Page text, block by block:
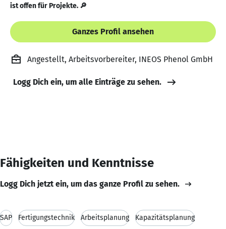
ist offen für Projekte. 🔎
Ganzes Profil ansehen
Angestellt, Arbeitsvorbereiter, INEOS Phenol GmbH
Logg Dich ein, um alle Einträge zu sehen.
Fähigkeiten und Kenntnisse
Logg Dich jetzt ein, um das ganze Profil zu sehen.
SAP Fertigungstechnik Arbeitsplanung Kapazitätsplanung